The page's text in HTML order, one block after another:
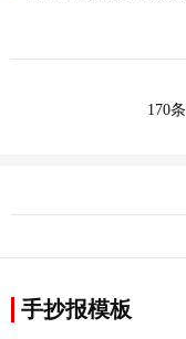
170条
手抄报模板